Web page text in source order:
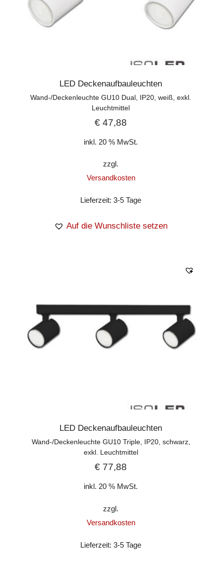
LED Deckenaufbauleuchten
Wand-/Deckenleuchte GU10 Dual, IP20, weiß, exkl.
Leuchtmittel
€ 47,88
inkl. 20 % MwSt.
zzgl.
Versandkosten
Lieferzeit:3-5 Tage
Auf die Wunschliste setzen
LED Deckenaufbauleuchten
Wand-/Deckenleuchte GU10 Triple, IP20, schwarz,
exkl. Leuchtmittel
€ 77,88
inkl. 20 % MwSt.
zzgl.
Versandkosten
Lieferzeit:3-5 Tage